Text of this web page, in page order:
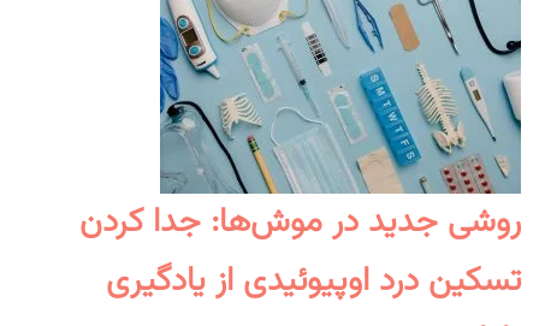
روشی جدید در موش‌ها: جدا کردن
تسکین درد اوپیوئیدی از یادگیری